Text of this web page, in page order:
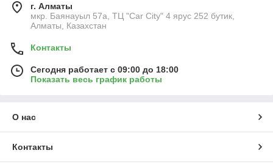
г. Алматы
мкр. Баянауыл 57а, ТЦ "Car Сity" 4 ярус 252 бутик,
Алматы, Казахстан
Контакты
Сегодня работает с 09:00 до 18:00
Показать весь график работы
О нас
Контакты